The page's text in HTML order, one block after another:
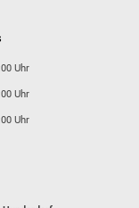
Uhr
Uhr
Uhr